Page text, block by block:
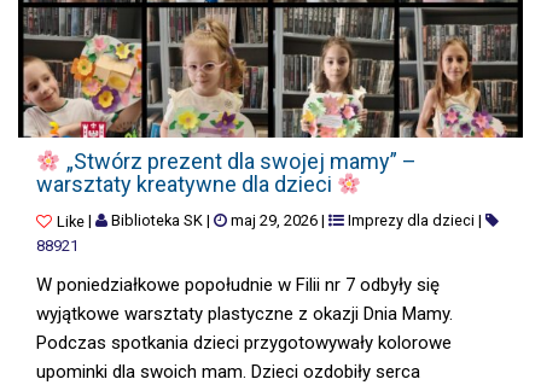
„Stwórz prezent dla swojej mamy” –
warsztaty kreatywne dla dzieci
Like| Biblioteka SK| maj 29, 2026| Imprezy dla dzieci|
88921
W poniedziałkowe popołudnie w Filii nr 7 odbyły się
wyjątkowe warsztaty plastyczne z okazji Dnia Mamy.
Podczas spotkania dzieci przygotowywały kolorowe
upominki dla swoich mam. Dzieci ozdobiły serca
„STWÓRZ PREZENT DLA SWOJEJ MAMY” – WARSZTATY KREATYWNE